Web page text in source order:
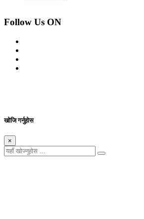
Follow Us ON
खोजि गर्नुहोस
×